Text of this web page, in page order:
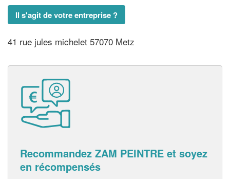
Il s'agit de votre entreprise ?
41 rue jules michelet 57070 Metz
Recommandez ZAM PEINTRE et soyez
en récompensés